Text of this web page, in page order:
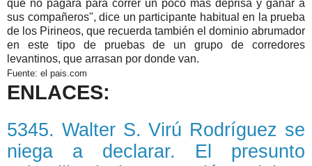
qué no pagará para correr un poco más deprisa y ganar a
sus compañeros", dice un participante habitual en la prueba
de los Pirineos, que recuerda también el dominio abrumador
en este tipo de pruebas de un grupo de corredores
levantinos, que arrasan por donde van.
Fuente: el pais.com
ENLACES:
5345. Walter S. Virú Rodríguez se
niega a declarar. El presunto